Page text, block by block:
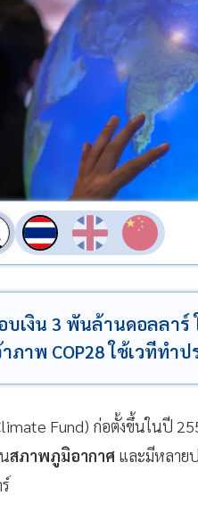
าน
เงิน 3 พันล้านดอลลาร์
ภาพ COP28 ใช้เวทีทำ
Fund) ก่อตั้งขึ้นในปี
สภาพภูมิอากาศ และมีหลาย